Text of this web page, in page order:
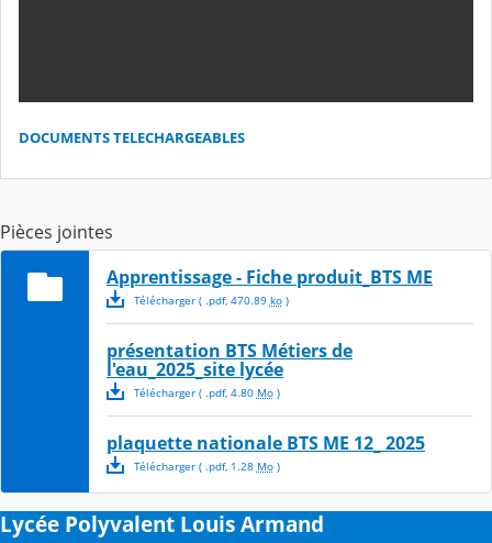
DOCUMENTS TELECHARGEABLES
Pièces jointes
Apprentissage - Fiche produit_BTS ME
Télécharger( .pdf, 470.89 ko)
présentation BTS Métiers de
l'eau_2025_site lycée
Télécharger( .pdf, 4.80 Mo)
plaquette nationale BTS ME 12_ 2025
Télécharger( .pdf, 1.28 Mo)
Lycée Polyvalent Louis Armand